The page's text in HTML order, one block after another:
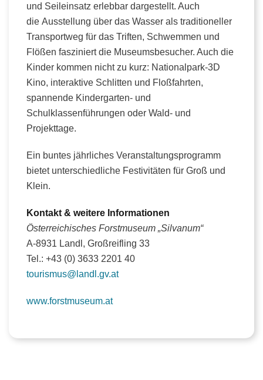
und Seileinsatz erlebbar dargestellt. Auch
die Ausstellung über das Wasser als traditioneller
Transportweg für das Triften, Schwemmen und
Flößen fasziniert die Museumsbesucher. Auch die
Kinder kommen nicht zu kurz: Nationalpark-3D
Kino, interaktive Schlitten und Floßfahrten,
spannende Kindergarten- und
Schulklassenführungen oder Wald- und
Projekttage.
Ein buntes jährliches Veranstaltungsprogramm
bietet unterschiedliche Festivitäten für Groß und
Klein.
Kontakt & weitere Informationen
Österreichisches Forstmuseum „Silvanum“
A-8931 Landl, Großreifling 33
Tel.: +43 (0) 3633 2201 40
tourismus@landl.gv.at
www.forstmuseum.at